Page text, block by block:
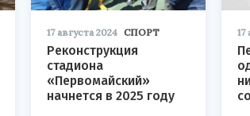
17 августа 2024 СПОРТ
Реконструкция
стадиона
«Первомайский»
начнется в 2025 году
17